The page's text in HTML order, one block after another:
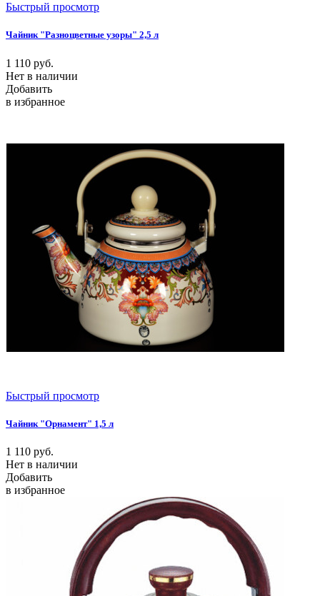
Быстрый просмотр
Чайник "Разноцветные узоры" 2,5 л
1 110 руб.
Нет в наличии
Добавить
в избранное
Быстрый просмотр
Чайник "Орнамент" 1,5 л
1 110 руб.
Нет в наличии
Добавить
в избранное